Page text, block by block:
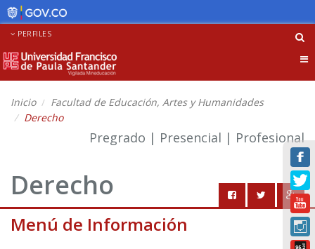
PERFILES
Inicio
Facultad de Educación, Artes y Humanidades
Derecho
Pregrado | Presencial | Profesional
Derecho
Menú de Información